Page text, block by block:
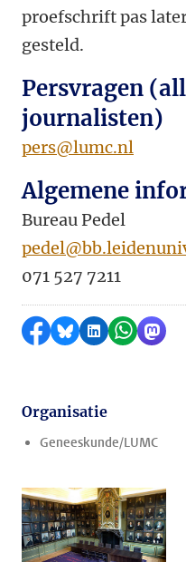
proefschrift pas
gesteld.
Persvragen
journalisten)
pers@lumc.nl
Algemene
Bureau Pedel
071 527 7211
Delen op Facebook
Delen via Bluesky
Delen op
Delen
Organisatie
Geneeskunde/LUMC